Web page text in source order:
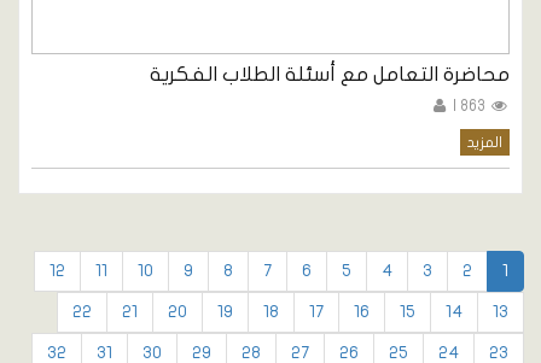
محاضرة التعامل مع أسئلة الطلاب الفكرية
المزيد
1
2
3
4
5
6
7
8
9
10
11
12
13
14
15
16
17
18
19
20
21
22
23
24
25
26
27
28
29
30
31
32